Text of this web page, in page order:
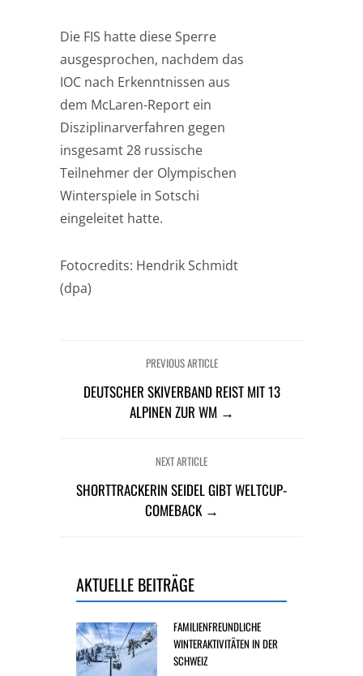
Die FIS hatte diese Sperre
ausgesprochen, nachdem das
IOC nach Erkenntnissen aus
dem McLaren-Report ein
Disziplinarverfahren gegen
insgesamt 28 russische
Teilnehmer der Olympischen
Winterspiele in Sotschi
eingeleitet hatte.
Fotocredits: Hendrik Schmidt
(dpa)
PREVIOUS ARTICLE
DEUTSCHER SKIVERBAND REIST MIT 13
ALPINEN ZUR WM →
NEXT ARTICLE
SHORTTRACKERIN SEIDEL GIBT WELTCUP-
COMEBACK →
AKTUELLE BEITRÄGE
FAMILIENFREUNDLICHE
WINTERAKTIVITÄTEN IN DER
SCHWEIZ